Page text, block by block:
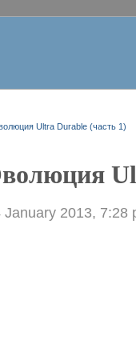
Ultra Durable (часть 1)
January 2013, 7:28